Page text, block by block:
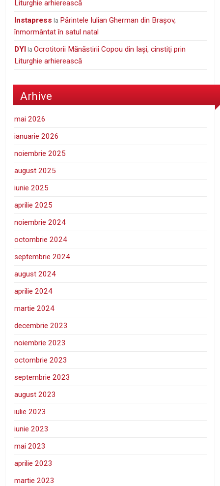
Liturghie arhierească
Instapress la Părintele Iulian Gherman din Braşov,
înmormântat în satul natal
DYI laOcrotitorii Mănăstirii Copou din Iaşi, cinstiţi prin
Liturghie arhierească
Arhive
mai 2026
ianuarie 2026
noiembrie 2025
august 2025
iunie 2025
aprilie 2025
noiembrie 2024
octombrie 2024
septembrie 2024
august 2024
aprilie 2024
martie 2024
decembrie 2023
noiembrie 2023
octombrie 2023
septembrie 2023
august 2023
iulie 2023
iunie 2023
mai 2023
aprilie 2023
martie 2023